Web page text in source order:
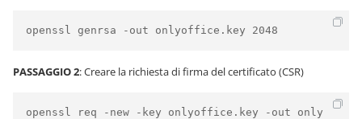
PASSAGGIO 2: Creare la richiesta di firma del certificato (CSR)
openssl req -new -key onlyoffice.key -out only